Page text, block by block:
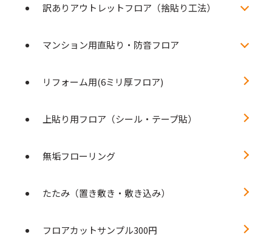
訳ありアウトレットフロア（捨貼り工法）
マンション用直貼り・防音フロア
リフォーム用(6ミリ厚フロア)
上貼り用フロア（シール・テープ貼）
無垢フローリング
たたみ（置き敷き・敷き込み）
フロアカットサンプル300円